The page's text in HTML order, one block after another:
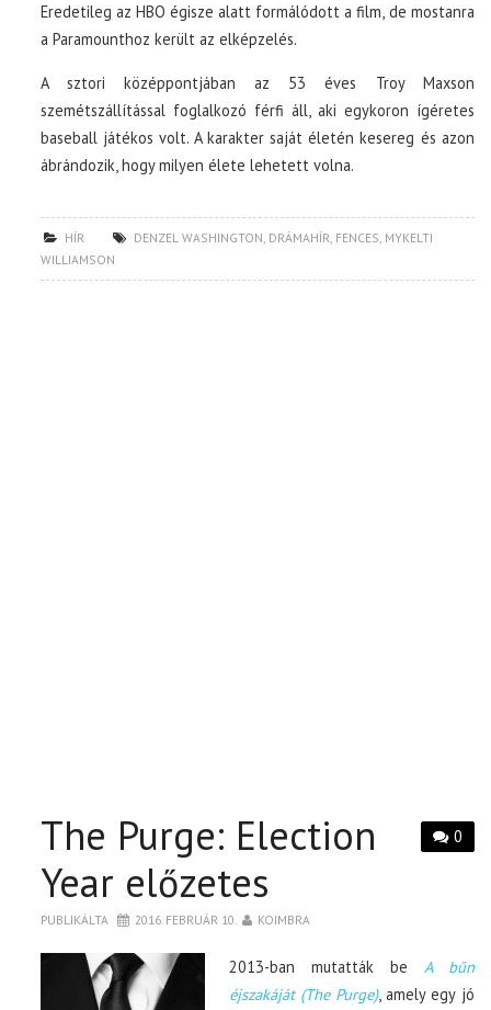
Eredetileg az HBO égisze alatt formálódott a film, de mostanra
a Paramounthoz került az elképzelés.
A sztori középpontjában az 53 éves Troy Maxson
szemétszállítással foglalkozó férfi áll, aki egykoron ígéretes
baseball játékos volt. A karakter saját életén kesereg és azon
ábrándozik, hogy milyen élete lehetett volna.
HÍR DENZEL WASHINGTON, DRÁMAHÍR, FENCES, MYKELTI
WILLIAMSON
0
The Purge: Election
Year előzetes
PUBLIKÁLTA 2016. FEBRUÁR 10. KOIMBRA
2013-ban mutatták be
A bűn
éjszakáját (The Purge), amely egy jó